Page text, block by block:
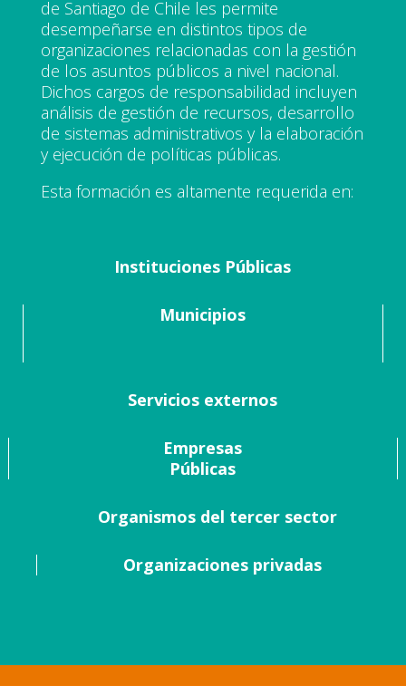
de Santiago de Chile les permite
desempeñarse en distintos tipos de
organizaciones relacionadas con la gestión
de los asuntos públicos a nivel nacional.
Dichos cargos de responsabilidad incluyen
análisis de gestión de recursos, desarrollo
de sistemas administrativos y la elaboración
y ejecución de políticas públicas.
Esta formación es altamente requerida en:
Instituciones Públicas
Municipios
Servicios externos
Empresas
Públicas
Organismos del tercer sector
Organizaciones privadas